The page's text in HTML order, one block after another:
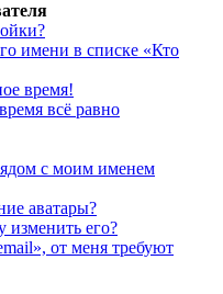
имени в списке «Кто
время!
всё равно
с моим именем
аватары?
изменить его?
от меня требуют